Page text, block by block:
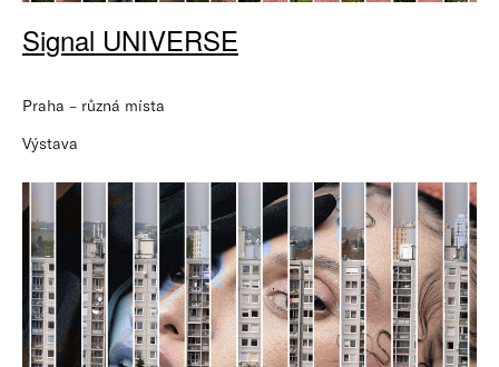
Signal UNIVERSE
Praha – různá místa
Výstava